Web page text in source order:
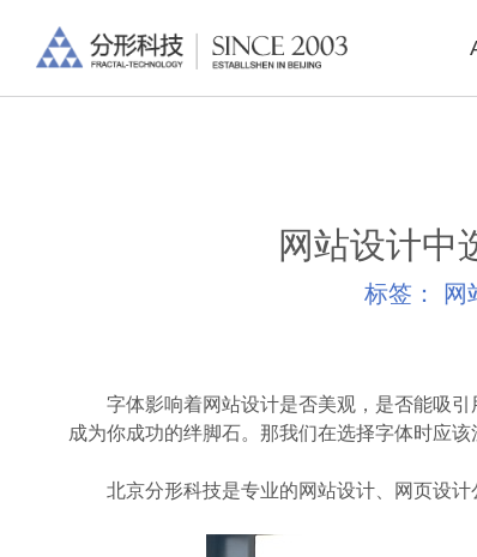
网站设计中
标签： 网
字体影响着网站设计是否美观，是否能吸引
成为你成功的绊脚石。那我们在选择字体时应该
北京分形科技是专业的网站设计、网页设